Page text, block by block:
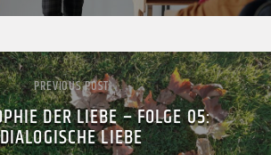
PREVIOUS POST
DER LIEBE – FOLGE 05:
DIALOGISCHE LIEBE